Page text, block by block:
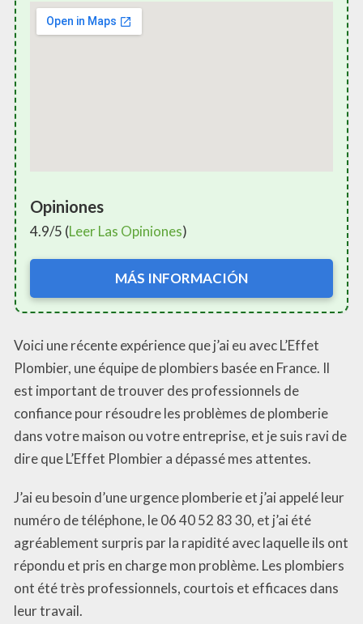
Opiniones
4.9/5 (Leer Las Opiniones)
MÁS INFORMACIÓN
Voici une récente expérience que j’ai eu avec L’Effet
Plombier, une équipe de plombiers basée en France. Il
est important de trouver des professionnels de
confiance pour résoudre les problèmes de plomberie
dans votre maison ou votre entreprise, et je suis ravi de
dire que L’Effet Plombier a dépassé mes attentes.
J’ai eu besoin d’une urgence plomberie et j’ai appelé leur
numéro de téléphone, le 06 40 52 83 30, et j’ai été
agréablement surpris par la rapidité avec laquelle ils ont
répondu et pris en charge mon problème. Les plombiers
ont été très professionnels, courtois et efficaces dans
leur travail.